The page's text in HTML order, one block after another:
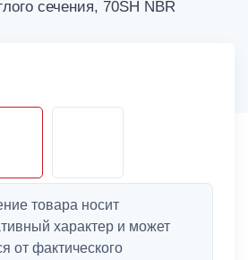
сечения, 70SH NBR
товара носит
характер и может
от фактического